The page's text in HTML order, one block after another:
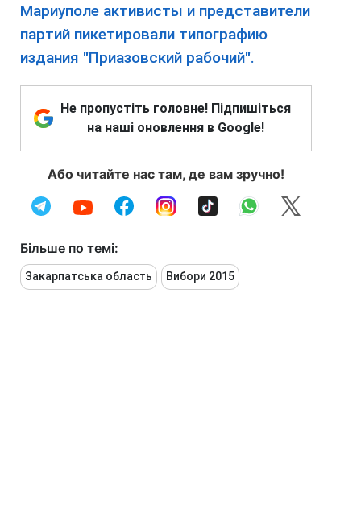
Мариуполе активисты и представители
партий пикетировали типографию
издания "Приазовский рабочий".
Не пропустіть головне! Підпишіться
на наші оновлення в Google!
Або читайте нас там, де вам зручно!
Більше по темі:
Закарпатська область Вибори 2015